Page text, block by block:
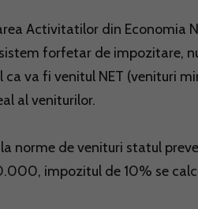
Activitatilor din Economia
forfetar de impozitare,
va fi venitul NET (venituri
al veniturilor.
norme de venituri statul
impozitul de 10% se